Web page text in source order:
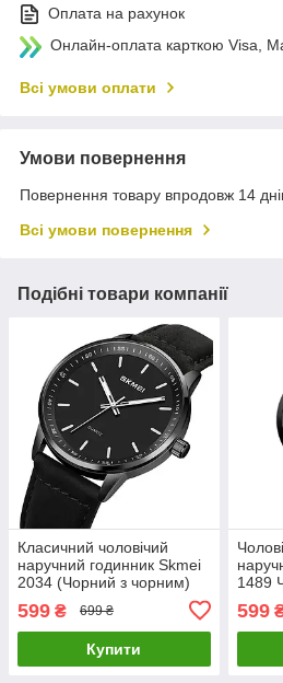
Оплата на рахунок
Онлайн-оплата карткою Visa,
Всі умови оплати
Умови повернення
Повернення товару впродовж 14
Всі умови повернення
Подібні товари компанії
Класичний чоловічий
наручний годинник Skmei
2034 (Чорний з чорним)
599 ₴ 699 ₴
Купити
1489
599